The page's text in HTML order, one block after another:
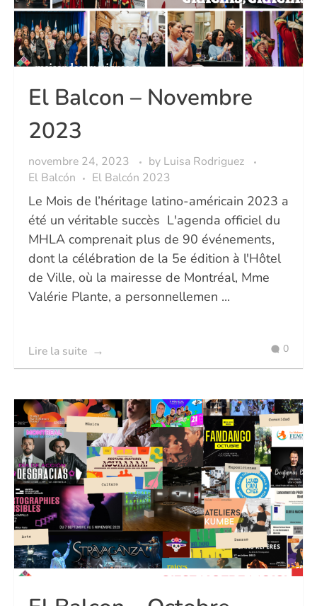
El Balcon – Novembre
2023
novembre 24, 2023 by Luisa Rodriguez
El Balcón
El Balcón 2023
Le Mois de l’héritage latino-américain 2023 a
été un véritable succès L'agenda officiel du
MHLA comprenait plus de 90 événements,
dont la célébration de la 5e édition à l'Hôtel
de Ville, où la mairesse de Montréal, Mme
Valérie Plante, a personnellemen ...
Lire la suite 0